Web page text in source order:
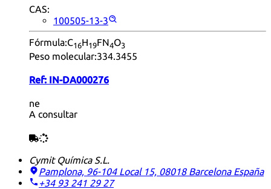
CAS:
100505-13-3
Fórmula:C16H19FN4O3
Peso molecular:334.3455
Ref: IN-DA000276
ne
A consultar
Cymit Química S.L.
Pamplona, 96-104 Local 15, 08018 Barcelona España
+34 93 241 29 27